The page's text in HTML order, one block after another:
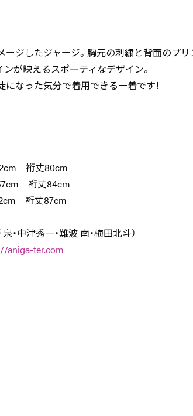
ージしたジャージ。胸元の刺繍と背面のプ
が映えるスポーティなデザイン。
になった気分で着用できる一着です！
裄丈80cm
裄丈84cm
裄丈87cm
・中津秀一・難波 南・梅田北斗）
aniga-ter.com